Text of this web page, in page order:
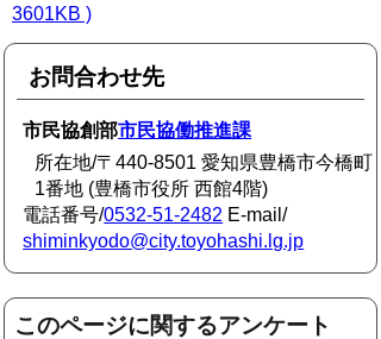
3601KB )
お問合わせ先
市民協創部市民協働推進課
所在地/〒440-8501 愛知県豊橋市今橋町
1番地 (豊橋市役所 西館4階)
電話番号/0532-51-2482 E-mail/
shiminkyodo@city.toyohashi.lg.jp
このページに関するアンケート